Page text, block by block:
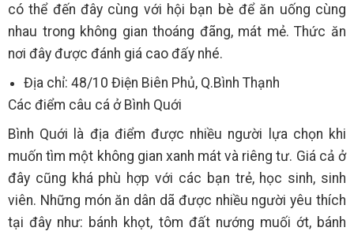
có thể đến đây cùng với hội bạn bè để ăn uống cùng
nhau trong không gian thoáng đãng, mát mẻ. Thức ăn
nơi đây được đánh giá cao đấy nhé.
Địa chỉ: 48/10 Điện Biên Phủ, Q.Bình Thạnh
Các điểm câu cá ở Bình Quới
Bình Quới là địa điểm được nhiều người lựa chọn khi
muốn tìm một không gian xanh mát và riêng tư. Giá cả ở
đây cũng khá phù hợp với các bạn trẻ, học sinh, sinh
viên. Những món ăn dân dã được nhiều người yêu thích
tại đây như: bánh khọt, tôm đất nướng muối ớt, bánh